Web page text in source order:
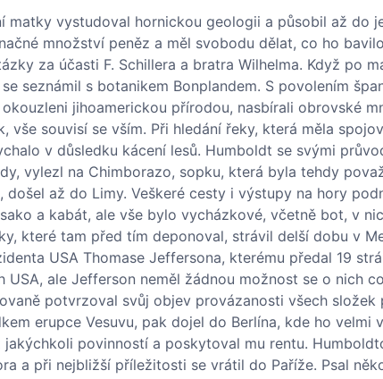
matky vystudoval hornickou geologii a působil až do
množství peněz a měl svobodu dělat, co ho
za účasti F. Schillera a bratra Wilhelma. Když po
seznámil s botanikem Bonplandem. S povolením
jihoamerickou přírodou, nasbírali obrovské
souvisí se vším. Při hledání řeky, která měla
v důsledku kácení lesů. Humboldt se svými
vylezl na Chimborazo, sopku, která byla tehdy
až do Limy. Veškeré cesty i výstupy na hory
a kabát, ale vše bylo vycházkové, včetně bot, v
které tam před tím deponoval, strávil delší dobu v
USA Thomase Jeffersona, kterému předal 19
ale Jefferson neměl žádnou možnost se o nich
potvrzoval svůj objev provázanosti všech složek
erupce Vesuvu, pak dojel do Berlína, kde ho velmi
povinností a poskytoval mu rentu.
a při nejbližší příležitosti se vrátil do Paříže. Psal